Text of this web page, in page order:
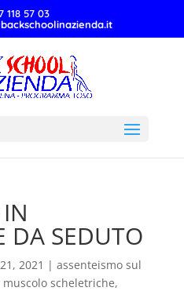
118 57 03
DA SEDUTO
2021 | assenteismo sul
scheletriche,